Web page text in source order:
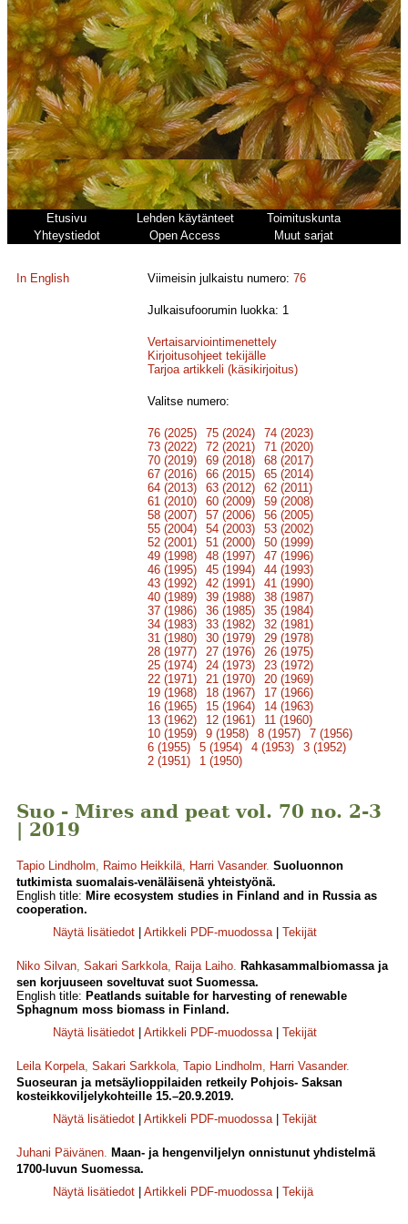
Etusivu Lehden käytänteet
Toimituskunta
Yhteystiedot
Open Access Muut sarjat
In English Viimeisin julkaistu numero:76
Julkaisufoorumin luokka: 1
Vertaisarviointimenettely
Kirjoitusohjeet tekijälle
Tarjoa artikkeli (käsikirjoitus)
Valitse numero:
76 (2025) 75 (2024)
74 (2023)
73 (2022)
72 (2021)
71 (2020)
70 (2019)
69 (2018)
68 (2017)
67 (2016)
66 (2015)
65 (2014)
64 (2013)
63 (2012)
62 (2011)
61 (2010)
60 (2009)
59 (2008)
58 (2007)
57 (2006)
56 (2005)
55 (2004)
54 (2003)
53 (2002)
52 (2001)
51 (2000)
50 (1999)
49 (1998)
48 (1997)
47 (1996)
46 (1995)
45 (1994)
44 (1993)
43 (1992)
42 (1991)
41 (1990)
40 (1989)
39 (1988)
38 (1987)
37 (1986)
36 (1985)
35 (1984)
34 (1983)
33 (1982)
32 (1981)
31 (1980)
30 (1979)
29 (1978)
28 (1977)
27 (1976)
26 (1975)
25 (1974)
24 (1973)
23 (1972)
22 (1971)
21 (1970)
20 (1969)
19 (1968)
18 (1967)
17 (1966)
16 (1965)
15 (1964)
14 (1963)
13 (1962)
12 (1961)
11 (1960)
10 (1959)
9 (1958) 8 (1957)
7 (1956)
6 (1955)
5 (1954) 4 (1953)
3 (1952)
2 (1951)
1 (1950)
Suo - Mires and peat vol. 70 no. 2-3
| 2019
Tapio Lindholm, Raimo Heikkilä, Harri Vasander. Suoluonnon
tutkimista suomalais-venäläisenä yhteistyönä.
English title: Mire ecosystem studies in Finland and in Russia as
cooperation.
Näytä lisätiedot
Artikkeli PDF-muodossa| Tekijät
Niko Silvan, Sakari Sarkkola, Raija Laiho. Rahkasammalbiomassa ja
sen korjuuseen soveltuvat suot Suomessa.
English title: Peatlands suitable for harvesting of renewable
Sphagnum moss biomass in Finland.
Näytä lisätiedot
Artikkeli PDF-muodossa| Tekijät
Leila Korpela, Sakari Sarkkola, Tapio Lindholm, Harri Vasander.
Suoseuran ja metsäylioppilaiden retkeily Pohjois- Saksan
kosteikkoviljelykohteille 15.–20.9.2019.
Näytä lisätiedot
Artikkeli PDF-muodossa| Tekijät
Juhani Päivänen. Maan- ja hengenviljelyn onnistunut yhdistelmä
1700-luvun Suomessa.
Näytä lisätiedot
Artikkeli PDF-muodossa| Tekijä